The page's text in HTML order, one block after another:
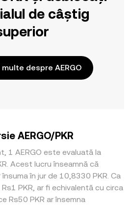
de câștig
despre AERGO
AERGO/PKR
1 AERGO este evaluată la
Acest lucru înseamnă că
în jur de 10,8330 PKR. Ca
PKR, ar fi echivalentă cu circa
Rs50 PKR ar însemna